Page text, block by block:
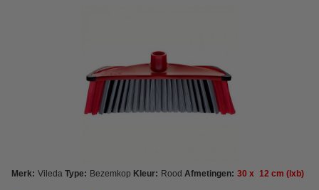
Merk: Vileda Type: Bezemkop Kleur: Rood Afmetingen: 30 x 12 cm (lxb)